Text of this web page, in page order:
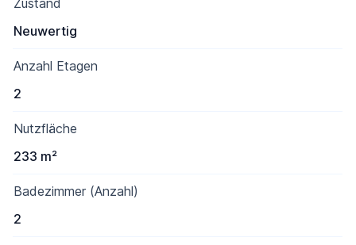
Zustand
Neuwertig
Anzahl Etagen
2
Nutzfläche
233 m²
Badezimmer (Anzahl)
2